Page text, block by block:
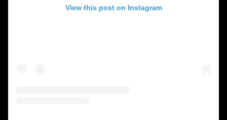
View this post on Instagram